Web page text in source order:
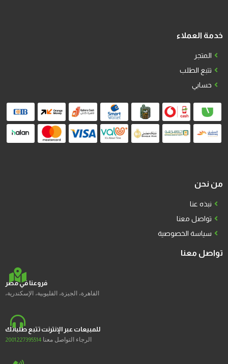
خدمة العملاء
المتجر
تتبع الطلب
حسابي
من نحن
نبذه عنا
تواصل معنا
سياسة الخصوصية
تواصل معنا
فروعنا في مصر
القاهرة، الجيزة، القليوبية، الإسكندرية،
للمبيعات عبر الإنترنت تتبع طلباتك
الرجاء التواصل معنا 2001227395514